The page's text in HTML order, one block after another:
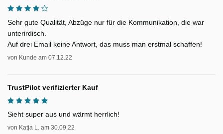
Sehr gute Qualität, Abzüge nur für die Kommunikation, die war
unterirdisch.
Auf drei Email keine Antwort, das muss man erstmal schaffen!
von Kunde am 07.12.22
TrustPilot verifizierter Kauf
Sieht super aus und wärmt herrlich!
von Katja L. am 30.09.22